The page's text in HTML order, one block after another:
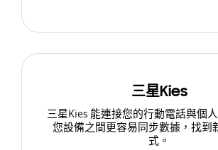
三星Kies
三星Kies 能連接您的行動電話與個
您設備之間更容易同步數據，找到
式。